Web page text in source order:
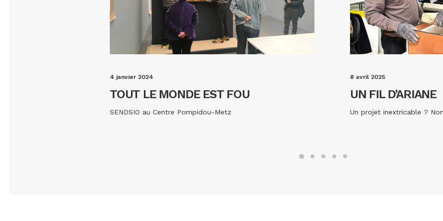
4 janvier 2024
TOUT LE MONDE EST FOU
SENDSIO au Centre Pompidou-Metz
8 avril 2025
UN FIL D’ARIANE
Un projet inextricable ?